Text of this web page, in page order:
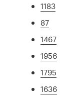
1183
87
1467
1956
1795
1636